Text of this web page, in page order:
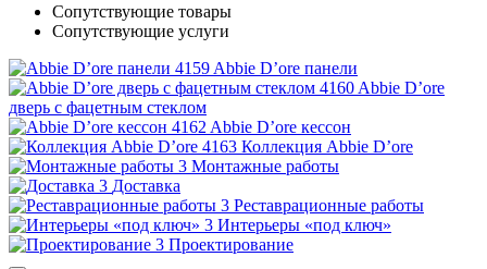
Сопутствующие товары
Сопутствующие услуги
Abbie D’ore панели
Abbie D’ore
дверь с фацетным стеклом
Abbie D’ore кессон
Коллекция Abbie D’ore
Монтажные работы
Доставка
Реставрационные работы
Интерьеры «под ключ»
Проектирование